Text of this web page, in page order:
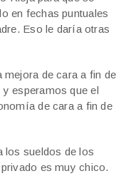
en fechas puntuales
Eso le daría otras
mejora de cara a fin de
esperamos que el
de cara a fin de
los sueldos de los
es muy chico.